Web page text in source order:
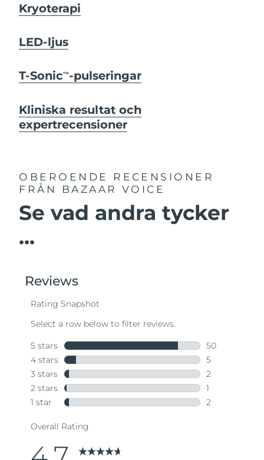
Kryoterapi
LED-ljus
T-SonicTM -pulseringar
Kliniska resultat och
expertrecensioner
OBEROENDE RECENSIONER
FRÅN BAZAAR VOICE
Se vad andra tycker
...